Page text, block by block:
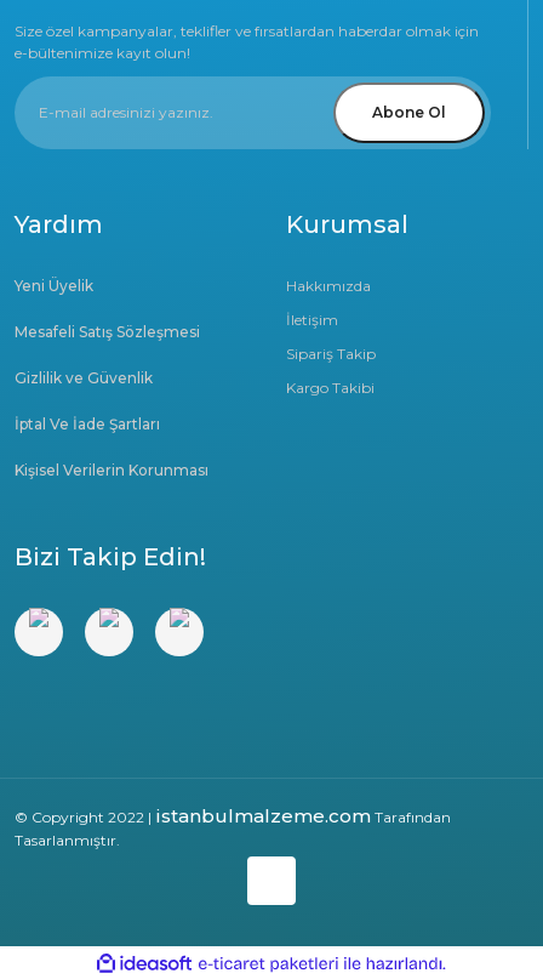
Size özel kampanyalar, teklifler ve fırsatlardan haberdar olmak için
e-bültenimize kayıt olun!
Abone Ol
Kurumsal
Hakkımızda
İletişim
Sipariş Takip
Kargo Takibi
Yardım
Yeni Üyelik
Mesafeli Satış Sözleşmesi
Gizlilik ve Güvenlik
İptal Ve İade Şartları
Kişisel Verilerin Korunması
Bizi Takip Edin!
© Copyright 2022 | istanbulmalzeme.com Tarafından
Tasarlanmıştır.
ideasoft
e-